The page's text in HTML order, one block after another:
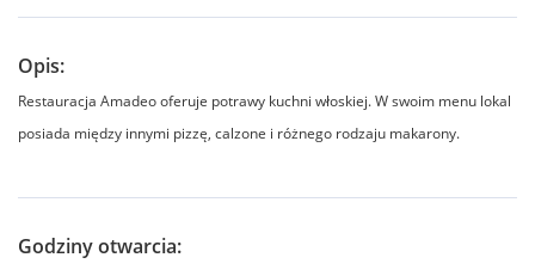
Opis:
Restauracja Amadeo oferuje potrawy kuchni włoskiej. W swoim menu lokal
posiada między innymi pizzę, calzone i różnego rodzaju makarony.
Godziny otwarcia: